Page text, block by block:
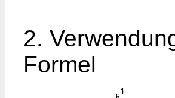
2.
Formel